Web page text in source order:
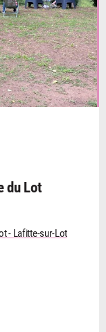
du Lot
- Lafitte-sur-Lot